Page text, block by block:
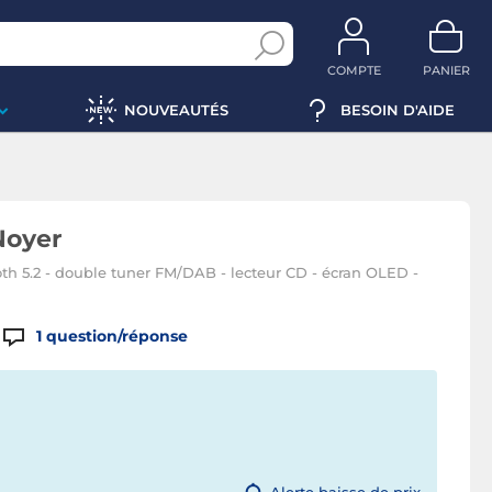
COMPTE PANIER
NOUVEAUTÉS BESOIN D'AIDE
5.2 - double tuner FM/DAB - lecteur CD - écran OLED -
1 question/réponse